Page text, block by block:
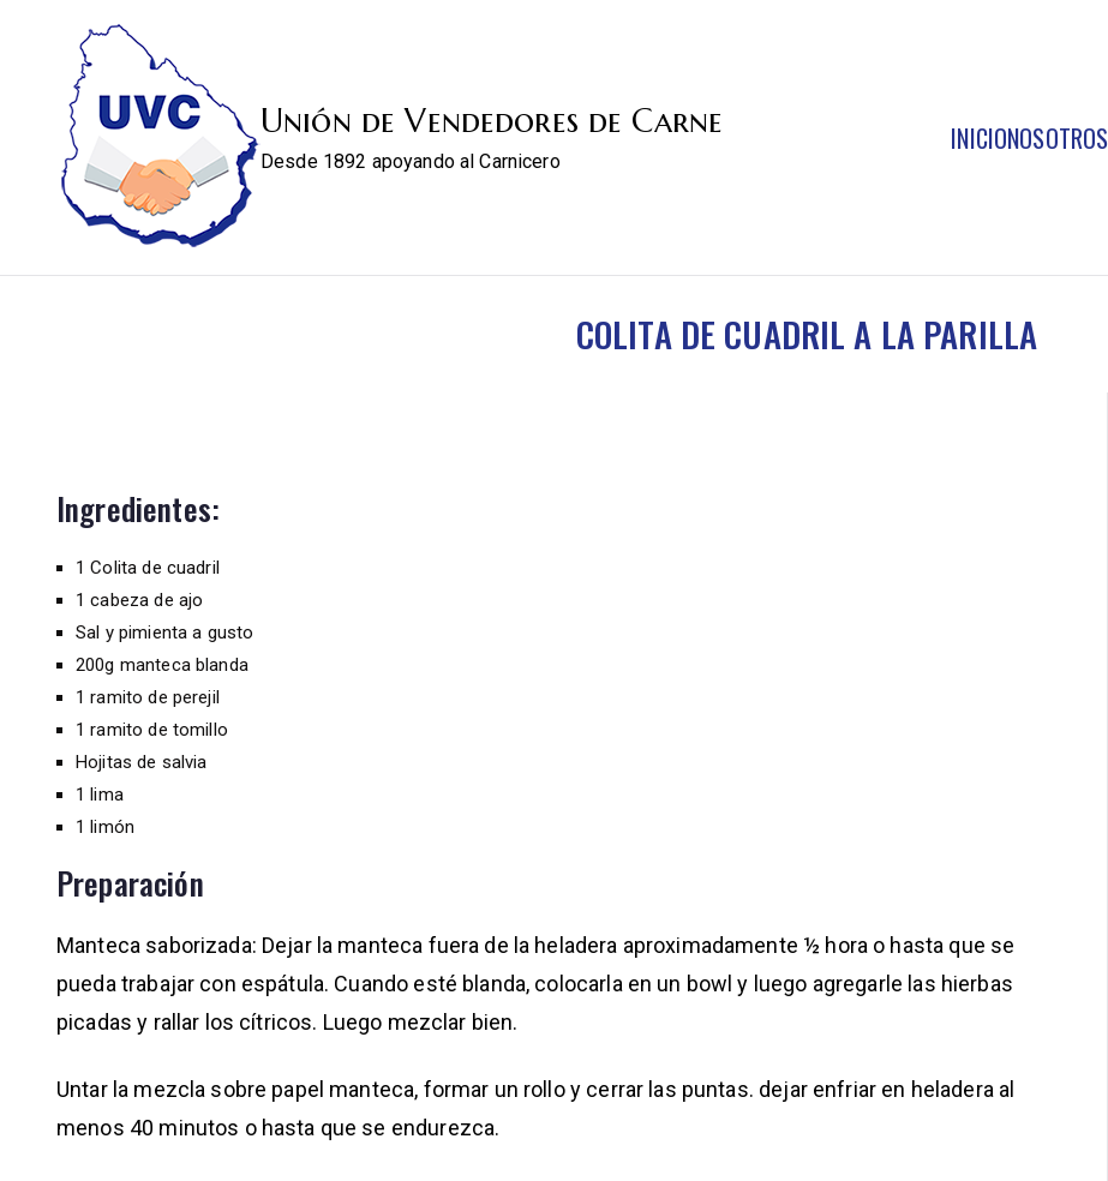
Unión de Vendedores de Carne
Desde 1892 apoyando al Carnicero
INICIONOSOTROS
COLITA DE CUADRIL A LA PARILLA
Ingredientes:
1 Colita de cuadril
1 cabeza de ajo
Sal y pimienta a gusto
200g manteca blanda
1 ramito de perejil
1 ramito de tomillo
Hojitas de salvia
1 lima
1 limón
Preparación
Manteca saborizada: Dejar la manteca fuera de la heladera aproximadamente ½ hora o hasta que se
pueda trabajar con espátula. Cuando esté blanda, colocarla en un bowl y luego agregarle las hierbas
picadas y rallar los cítricos. Luego mezclar bien.
Untar la mezcla sobre papel manteca, formar un rollo y cerrar las puntas. dejar enfriar en heladera al
menos 40 minutos o hasta que se endurezca.